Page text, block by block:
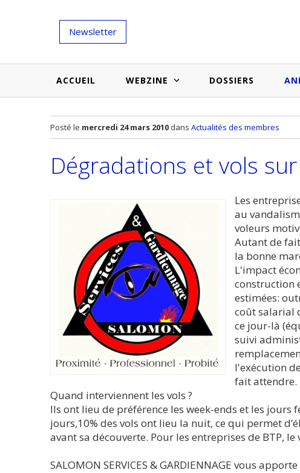
Newsletter
ACCUEIL WEBZINE
Salons et évènementiels
Médias du bâtiment
Billets d'humeur
Etudes et enquêtes
DOSSIERS
Annuaire
Actualités des membres
soumettre ?
Posté le mercredi 24 mars 2010 dans Actualités des membres
Dégradations et vols
Les
au
voleurs
Autant de
la bonne
L'impact
construction
estimées:
coût salarial
ce jour-là
suivi
l'exécution
fait attendre.
Quand interviennent les vols ?
Ils ont lieu de préférence les week-ends et les jours
jours,10% des vols ont lieu la nuit, ce qui permet
avant sa découverte. Pour les entreprises de BTP,
SALOMON SERVICES & GARDIENNAGE vous